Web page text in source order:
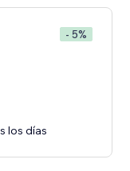
- 5%
los días